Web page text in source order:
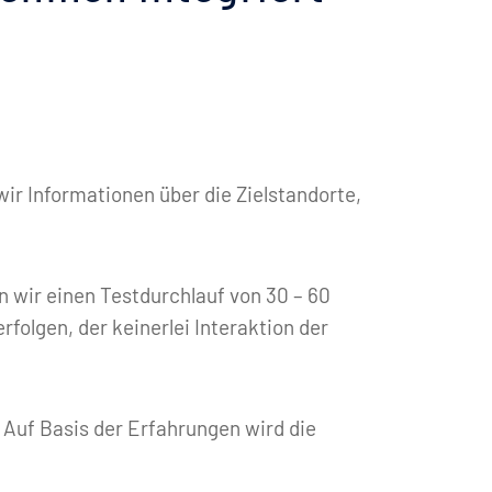
Informationen über die Zielstandorte,
wir einen Testdurchlauf von 30 – 60
der keinerlei Interaktion der
Basis der Erfahrungen wird die